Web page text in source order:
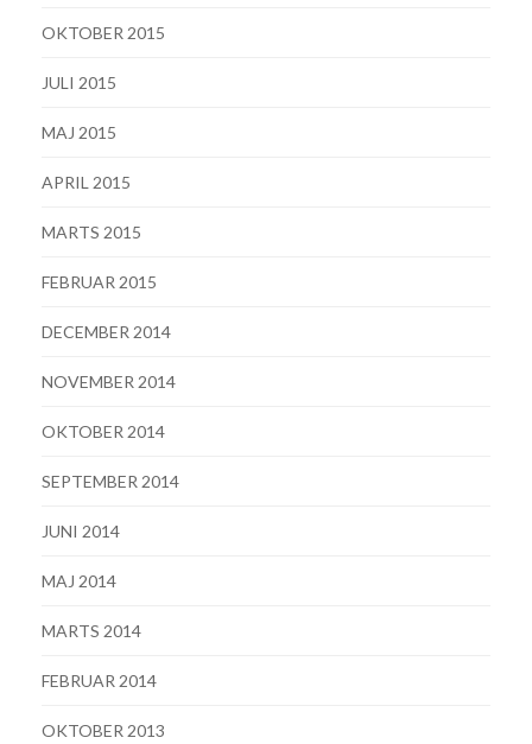
OKTOBER 2015
JULI 2015
MAJ 2015
APRIL 2015
MARTS 2015
FEBRUAR 2015
DECEMBER 2014
NOVEMBER 2014
OKTOBER 2014
SEPTEMBER 2014
JUNI 2014
MAJ 2014
MARTS 2014
FEBRUAR 2014
OKTOBER 2013